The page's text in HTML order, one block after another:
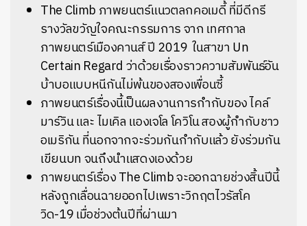
The Climb ภาพยนตร์แนวตลกคอเมดี้ ที่มีดีกรี
รางวัลขวัญใจคณะกรรมการ จาก เทศกาล
ภาพยนตร์เมืองคานส์ ปี 2019 ในสาขา Un
Certain Regard ว่าด้วยเรื่องราวความสัมพันธ์อัน
บ้าบอแบบหนีกันไม่พ้นของสองเพื่อนซี้
ภาพยนตร์เรื่องนี้เป็นผลงานการกำกับของ ไคล์
มาร์วิน และ ไมเคิล แองเจโล โควิโน สองผู้กำกับชาว
อเมริกัน ที่นอกจากจะร่วมกันกำกับแล้ว ยังร่วมกัน
เขียนบท จนถึงนำแสดงเองด้วย
ภาพยนตร์เรื่อง The Climb จะออกฉายช่วงสิ้นปีนี้
หลังถูกเลื่อนฉายออกไปเพราะวิกฤตไวรัสโค
วิด-19 เมื่อช่วงต้นปีที่ผ่านมา